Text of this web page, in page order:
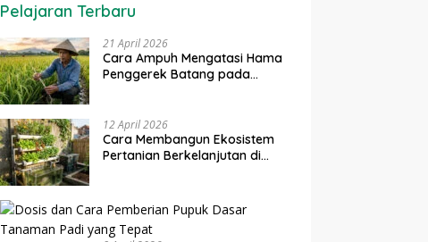
Pelajaran Terbaru
21 April 2026
Cara Ampuh Mengatasi Hama
Penggerek Batang pada
12 April 2026
Cara Membangun Ekosistem
Pertanian Berkelanjutan di